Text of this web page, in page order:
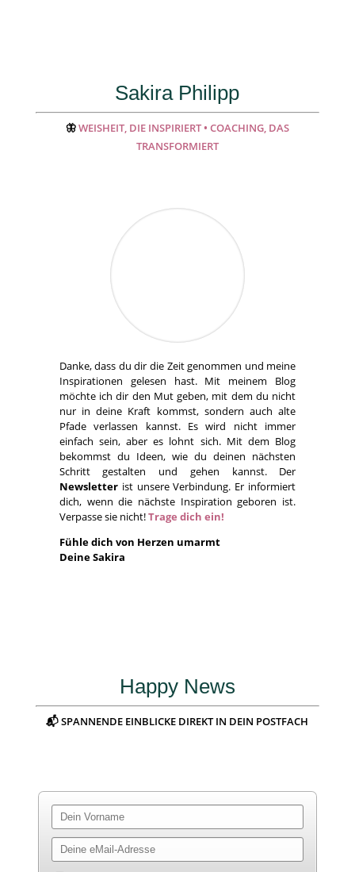
Sakira Philipp
🦋WEISHEIT, DIE INSPIRIERT • COACHING, DAS
TRANSFORMIERT
Danke, dass du dir die Zeit genommen und meine
Inspirationen gelesen hast. Mit meinem Blog
möchte ich dir den Mut geben, mit dem du nicht
nur in deine Kraft kommst, sondern auch alte
Pfade verlassen kannst. Es wird nicht immer
einfach sein, aber es lohnt sich. Mit dem Blog
bekommst du Ideen, wie du deinen nächsten
Schritt gestalten und gehen kannst. Der
Newsletterist unsere Verbindung. Er informiert
dich, wenn die nächste Inspiration geboren ist.
Verpasse sie nicht!Trage dich ein!
Fühle dich von Herzen umarmt
Deine Sakira
Happy News
📬 SPANNENDE EINBLICKE DIREKT IN DEIN POSTFACH